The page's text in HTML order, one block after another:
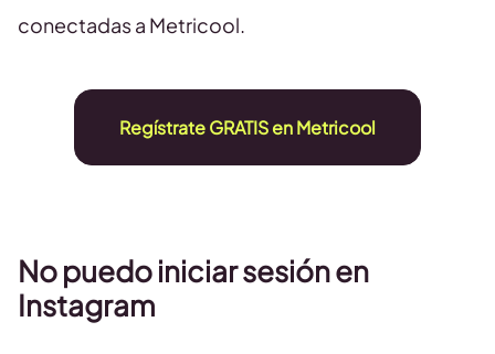
conectadas a Metricool.
Regístrate GRATIS en Metricool
No puedo iniciar sesión en
Instagram